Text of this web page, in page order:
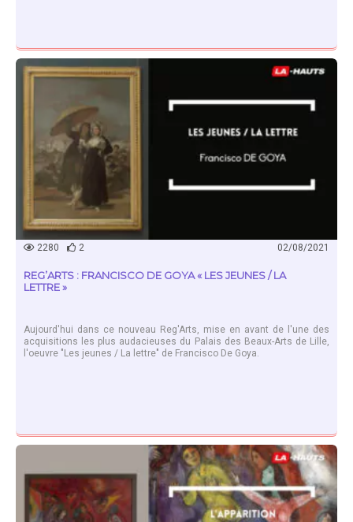
EN SAVOIR PLUS
2280 2 02/08/2021
REG’ARTS : FRANCISCO DE GOYA « LES JEUNES / LA
LETTRE »
Aujourd'hui dans ce nouveau Reg'Arts, mise en avant de l'une des
acquisitions les plus audacieuses du Palais des Beaux-Arts de Lille,
l'oeuvre "Les jeunes / La lettre" de Francisco De Goya.